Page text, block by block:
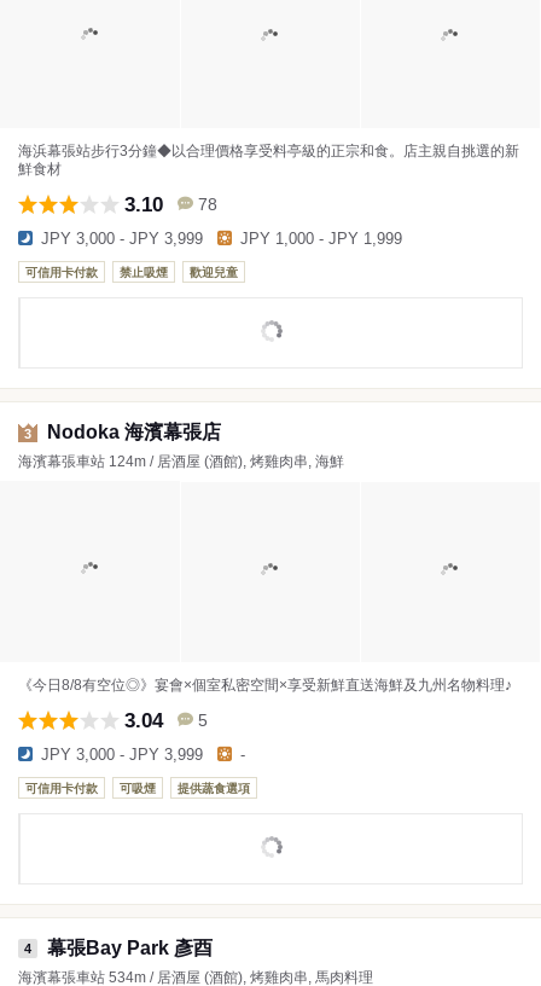
海浜幕張站步行3分鐘◆以合理價格享受料亭級的正宗和食。店主親自挑選的新
鮮食材
3.10 78
JPY 3,000 - JPY 3,999 JPY 1,000 - JPY 1,999
可信用卡付款 禁止吸煙 歡迎兒童
3 Nodoka 海濱幕張店
海濱幕張車站 124m / 居酒屋 (酒館), 烤雞肉串, 海鮮
《今日8/8有空位◎》宴會×個室私密空間×享受新鮮直送海鮮及九州名物料理♪
3.04 5
JPY 3,000 - JPY 3,999 -
可信用卡付款 可吸煙 提供蔬食選項
4 幕張Bay Park 彥酉
海濱幕張車站 534m / 居酒屋 (酒館), 烤雞肉串, 馬肉料理